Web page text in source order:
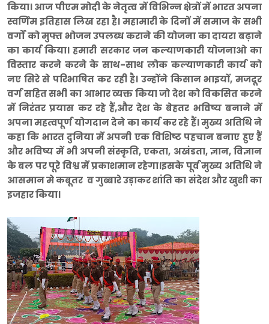
किया। आज पीएम मोदी के नेतृत्व में विभिन्न क्षेत्रों में भारत अपना
स्वर्णिम इतिहास लिख रहा है। महामारी के दिनों में समाज के सभी
वर्गों को मुफ्त भोजन उपलब्ध कराने की योजना का दायरा बढ़ाने
का कार्य किया। हमारी सरकार जन कल्याणकारी योजनाओ का
विस्तार करने करने के साथ-साथ लोक कल्याणकारी कार्य को
नए सिरे से परिभाषित कर रही है। उन्होंने किसान भाइयों, मजदूर
वर्ग सहित सभी का आभार व्यक्त किया जो देश को विकसित करने
में निरंतर प्रयास कर रहे हैं,और देश के बेहतर भविष्य बनाने में
अपना महत्वपूर्ण योगदान देने का कार्य कर रहे हैं। मुख्य अतिथि ने
कहा कि भारत दुनिया में अपनी एक विशिष्ट पहचान बनाए हुए हैं
और भविष्य में भी अपनी संस्कृति, एकता, अखंडता, ज्ञान, विज्ञान
के बल पर पूरे विश्व में प्रकाशमान रहेगा।इसके पूर्व मुख्य अतिथि ने
आसमान मे कबूतर व गुब्बारे उड़ाकर शांति का संदेश और खुशी का
इजहार किया।